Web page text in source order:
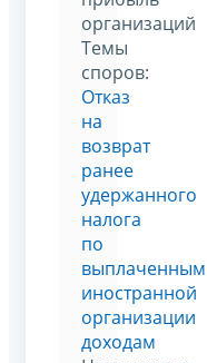
организаций
Темы
споров:
Отказ
на
возврат
ранее
удержанного
налога
по
выплаченным
иностранной
организации
доходам